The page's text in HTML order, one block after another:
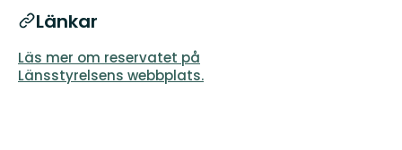
Länkar
Läs mer om reservatet på
Länsstyrelsens webbplats.